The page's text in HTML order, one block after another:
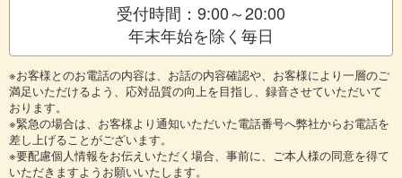
受付時間：9:00～20:00
年末年始を除く毎日
※お客様とのお電話の内容は、お話の内容確認や、お客様により一層のご
満足いただけるよう、応対品質の向上を目指し、録音させていただいて
おります。
※緊急の場合は、お客様より通知いただいた電話番号へ弊社からお電話を
差し上げることがございます。
※要配慮個人情報をお伝えいただく場合、事前に、ご本人様の同意を得て
いただきますようお願いいたします。